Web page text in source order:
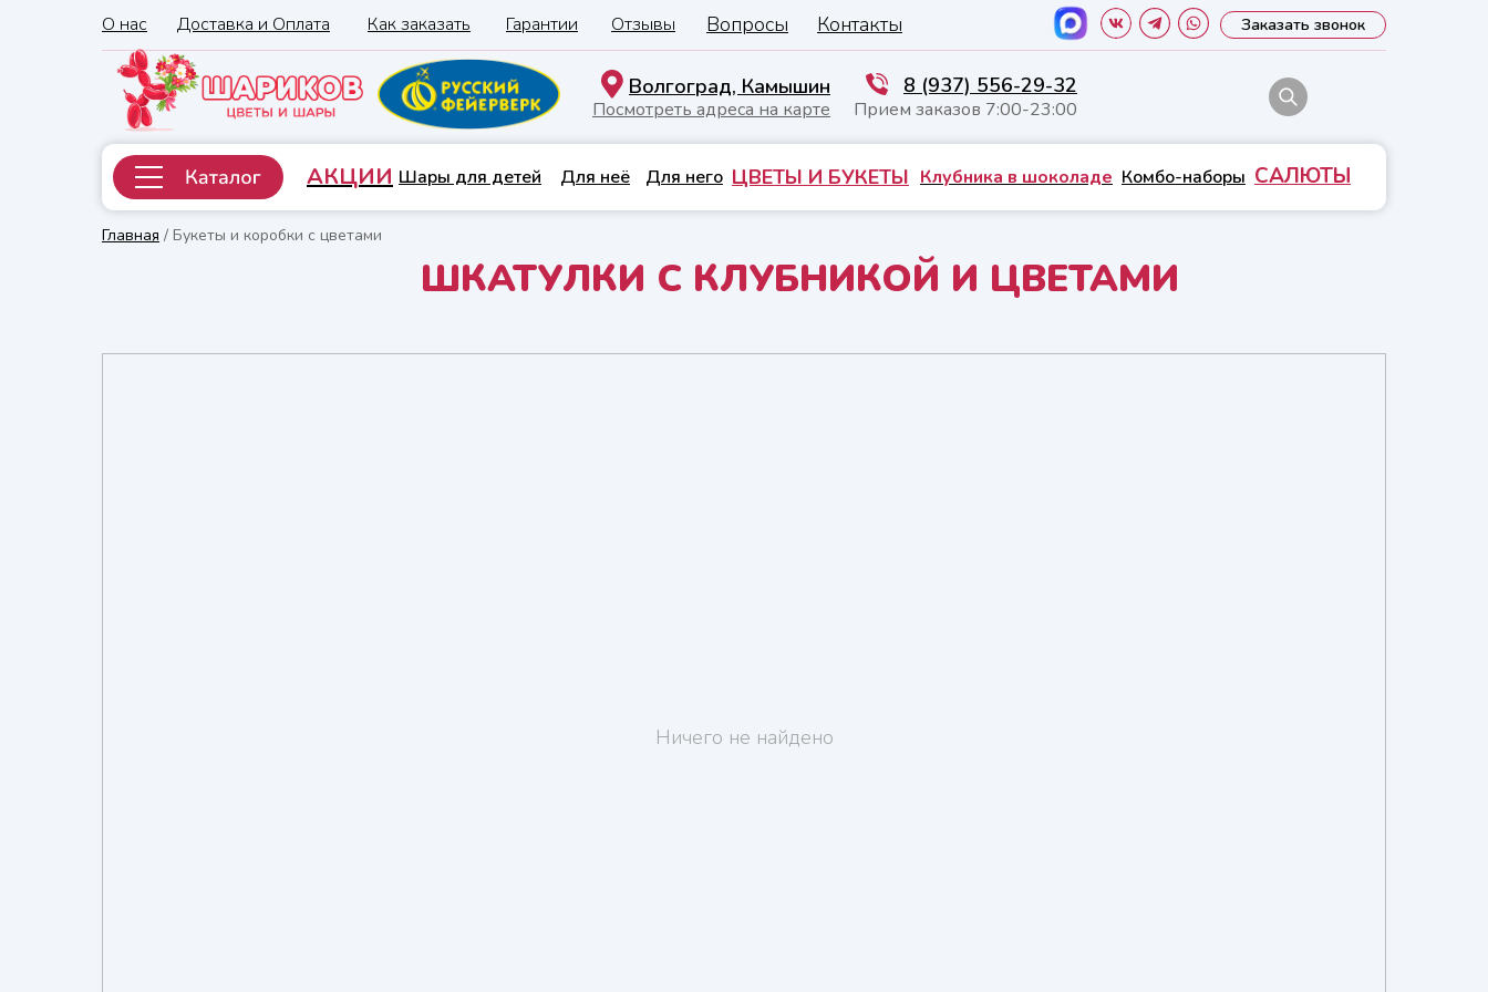
О нас Доставка и Оплата Как заказать Гарантии Отзывы Вопросы
8 (937) 556-29-32
Прием заказов 7:00-23:00
Заказать звонок
Волгоград, Камышин
АКЦИИ Шары для детей Для неё ЦВЕТЫ И БУКЕТЫ Клубника в шоколаде Комбо-наборы
Для него САЛЮТЫ
Контакты
Посмотреть адреса на карте
ШКАТУЛКИ С КЛУБНИКОЙ И ЦВЕТАМИ
Главная / Букеты и коробки с цветами
Ничего не найдено